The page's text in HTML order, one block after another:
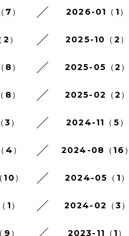
） 2026-01（1）
） 2025-10（2）
） 2025-05（2）
） 2025-02（2）
） 2024-11（5）
） 2024-08（16）
） 2024-05（1）
） 2024-02（3）
） 2023-11（1）